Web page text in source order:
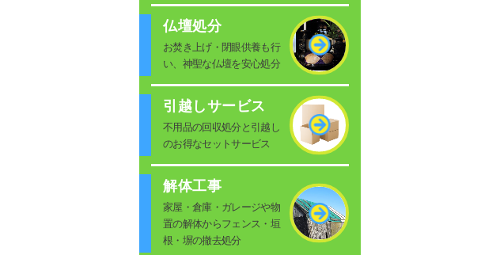
仏壇処分
お焚き上げ・閉眼供養も行
い、神聖な仏壇を安心処分
引越しサービス
不用品の回収処分と引越し
のお得なセットサービス
解体工事
家屋・倉庫・ガレージや物
置の解体からフェンス・垣
根・塀の撤去処分